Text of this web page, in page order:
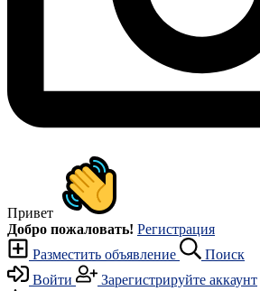
Привет
Добро пожаловать! Регистрация
Разместить объявление
Поиск
Войти
Зарегистрируйте аккаунт